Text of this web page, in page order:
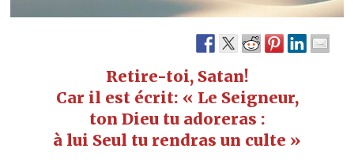
Retire-toi, Satan!
Car il est écrit: « Le Seigneur,
ton Dieu tu adoreras :
à lui Seul tu rendras un culte »